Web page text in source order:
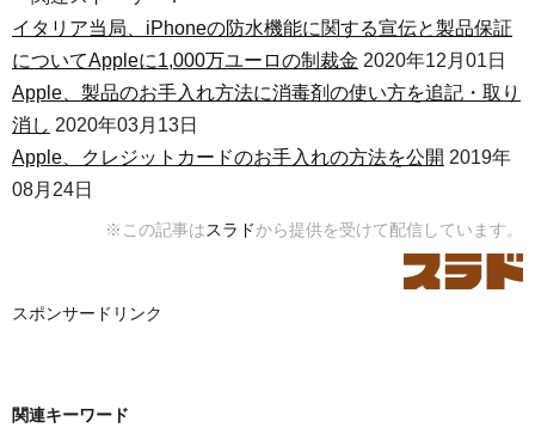
イタリア当局、iPhoneの防水機能に関する宣伝と製品保証
についてAppleに1,000万ユーロの制裁金 2020年12月01日
Apple、製品のお手入れ方法に消毒剤の使い方を追記・取り
消し 2020年03月13日
Apple、クレジットカードのお手入れの方法を公開 2019年
08月24日
※この記事はスラドから提供を受けて配信しています。
スポンサードリンク
関連キーワード